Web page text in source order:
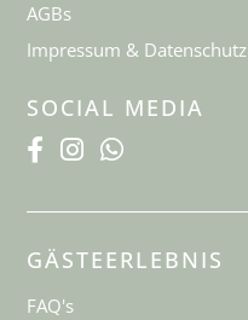
AGBs
Impressum & Datenschutz
SOCIAL MEDIA
GÄSTEERLEBNIS
FAQ's